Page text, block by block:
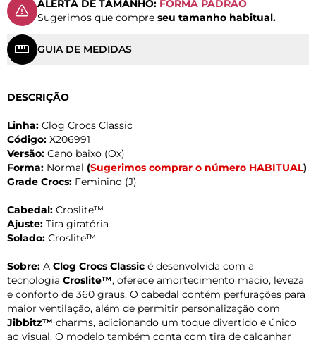
ALERTA DE TAMANHO: FORMA PADRÃO
Sugerimos que compre seu tamanho habitual.
GUIA DE MEDIDAS
DESCRIÇÃO
Linha: Clog Crocs Classic
Código: X206991
Versão: Cano baixo (Ox)
Forma: Normal (Sugerimos comprar o número HABITUAL)
Grade Crocs: Feminino (J)
Cabedal: Croslite™
Ajuste: Tira giratória
Solado: Croslite™
Sobre: A Clog Crocs Classic é desenvolvida com a
tecnologia Croslite™, oferece amortecimento macio, leveza
e conforto de 360 graus. O cabedal contém perfurações para
maior ventilação, além de permitir personalização com
Jibbitz™ charms, adicionando um toque divertido e único
ao visual. O modelo também conta com tira de calcanhar